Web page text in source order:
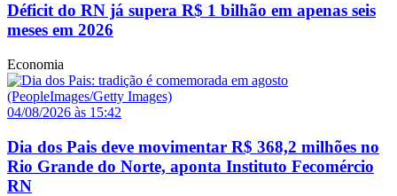
Déficit do RN já supera R$ 1 bilhão em apenas seis
meses em 2026
Economia
04/08/2026 às 15:42
Dia dos Pais deve movimentar R$ 368,2 milhões no
Rio Grande do Norte, aponta Instituto Fecomércio
RN